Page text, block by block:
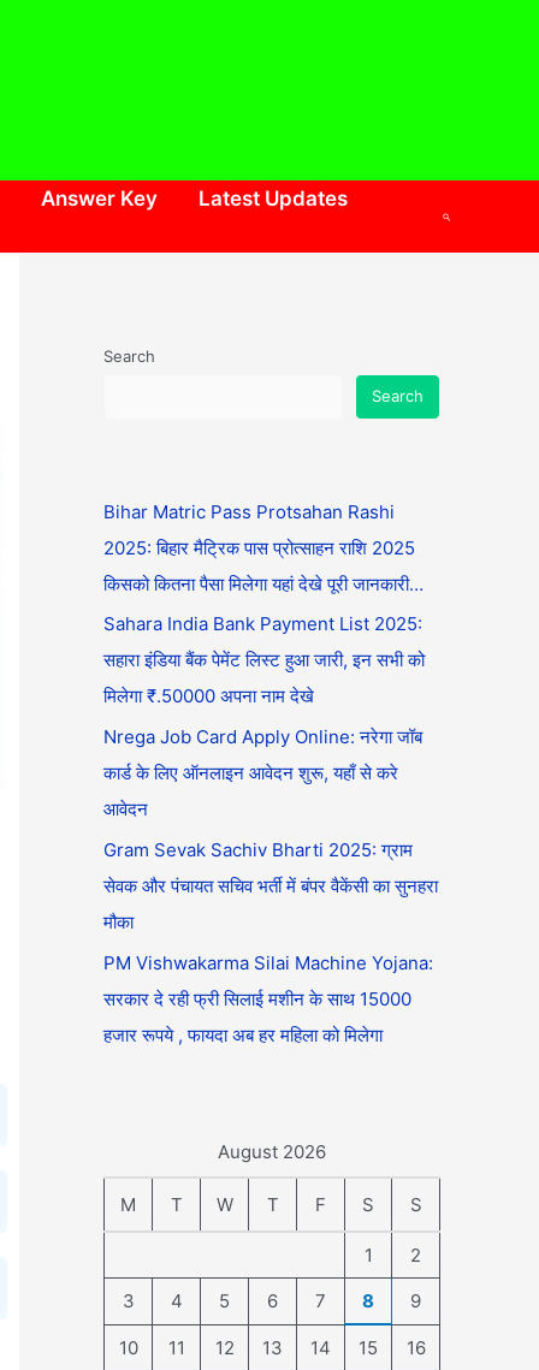
Answer Key Latest Updates
Search
Search
Search
Bihar Matric Pass Protsahan Rashi
2025: बिहार मैट्रिक पास प्रोत्साहन राशि 2025
किसको कितना पैसा मिलेगा यहां देखे पूरी जानकारी…
Sahara India Bank Payment List 2025:
सहारा इंडिया बैंक पेमेंट लिस्ट हुआ जारी, इन सभी को
मिलेगा ₹.50000 अपना नाम देखे
Nrega Job Card Apply Online: नरेगा जॉब
कार्ड के लिए ऑनलाइन आवेदन शुरू, यहाँ से करे
आवेदन
Gram Sevak Sachiv Bharti 2025: ग्राम
सेवक और पंचायत सचिव भर्ती में बंपर वैकेंसी का सुनहरा
मौका
PM Vishwakarma Silai Machine Yojana:
सरकार दे रही फ्री सिलाई मशीन के साथ 15000
हजार रूपये , फायदा अब हर महिला को मिलेगा
August 2026
M T W T F S S
1
2
3
4 5 6 7 8 9
10 11 12 13 14 15
16